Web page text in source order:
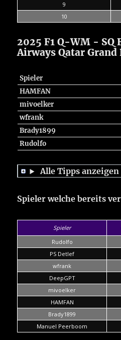
9
10
2025 F1 Q-WM - SQ
Airways Qatar Grand
Spieler
HAMFAN
mivoelker
wfrank
Brady1899
Rudolfo
Alle Tipps
Spieler welche bereits
Spieler
Rudolfo
PS Detlef
wfrank
DeepGPT
mivoelker
HAMFAN
Brady1899
Manuel Peerboom